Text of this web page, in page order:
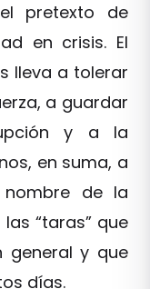
pretexto de
en crisis. El
lleva a tolerar
a guardar
y a la
en suma, a
de la
“taras” que
general y que
días.